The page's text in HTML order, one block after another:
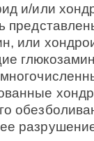
и/или
или